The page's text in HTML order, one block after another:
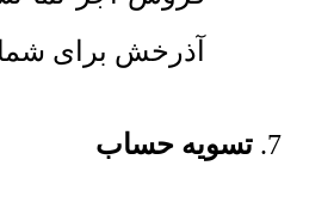
آذرخش برای شما
تسویه حساب